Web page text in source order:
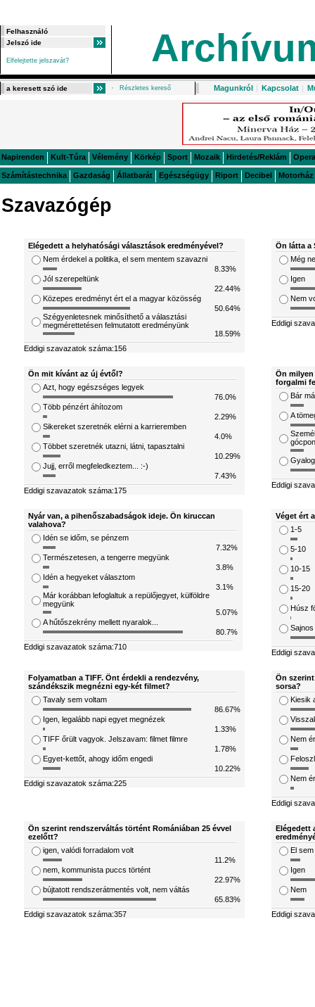
Elfelejtette jelszavát?
Részletes kereső Magunkról | Kapcsolat |
Napirenden Kult-Túra Vélemény Körkép Sport Mozaik Hirdetés/Reklám Opera
Számítástechnika Gazdaság Állatbarát Egészségügy Riport Decibel Motorház
Szavazógép
Elégedett a helyhatósági választások eredményével?
Nem érdekel a politika, el sem mentem szavazni
8.33%
Jól szerepeltünk
22.44%
Közepes eredményt ért el a magyar közösség
50.64%
Szégyenletesnek minősíthető a választási
megmérettetésen felmutatott eredményünk
18.59%
Eddigi szavazatok száma:156
Ön látta a
Még
Igen
Nem
Eddigi
Ön mit kívánt az új évtől?
Azt, hogy egészséges legyek
76.0%
Több pénzért áhítozom
2.29%
Sikereket szeretnék elérni a karrieremben
4.0%
Többet szeretnék utazni, látni, tapasztalni
10.29%
Jujj, erről megfeledkeztem... :-)
7.43%
Eddigi szavazatok száma:175
Ön
forgalmi
Bár
A
Eddigi
Nyár van, a pihenőszabadságok ideje. Ön kiruccan
valahova?
Idén se időm, se pénzem
7.32%
Természetesen, a tengerre megyünk
3.8%
Idén a hegyeket választom
3.1%
Már korábban lefoglaltuk a repülőjegyet, külföldre
megyünk
5.07%
A hűtőszekrény mellett nyaralok...
80.7%
Eddigi szavazatok száma:710
Véget ért
1-5
5-10
10-15
15-20
Húsz
Eddigi
Folyamatban a TIFF. Önt érdekli a rendezvény,
szándékszik megnézni egy-két filmet?
Tavaly sem voltam
86.67%
Igen, legalább napi egyet megnézek
1.33%
TIFF őrült vagyok. Jelszavam: filmet filmre
1.78%
Egyet-kettőt, ahogy időm engedi
10.22%
Eddigi szavazatok száma:225
Ön
sorsa?
Kiesik
Nem
Nem
Eddigi
Ön szerint rendszerváltás történt Romániában 25 évvel
ezelőtt?
igen, valódi forradalom volt
11.2%
nem, kommunista puccs történt
22.97%
bújtatott rendszerátmentés volt, nem váltás
65.83%
Eddigi szavazatok száma:357
Elégedett
El
Igen
Nem
Eddigi